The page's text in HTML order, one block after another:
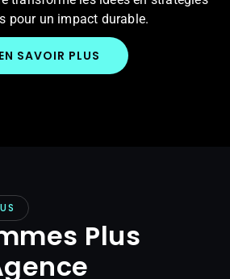
pour un impact durable.
EN SAVOIR PLUS
Plus